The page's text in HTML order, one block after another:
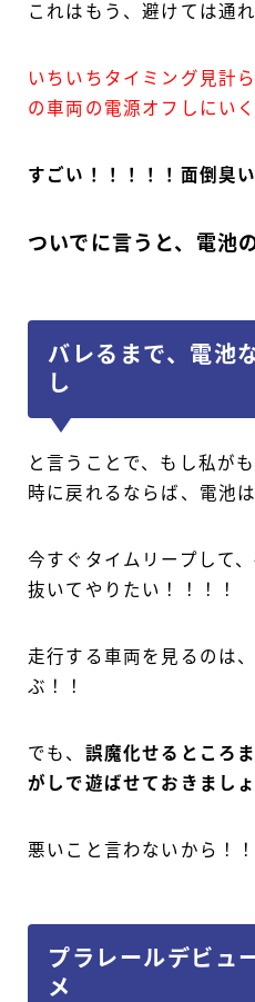
これはもう、避けては通
いちいちタイミング見計
の車両の電源オフしにいく
すごい！！！！！面倒臭
ついでに言うと、電池
バレるまで、電池
し
と言うことで、もし私が
時に戻れるならば、電池
今すぐタイムリープして
抜いてやりたい！！！！
走行する車両を見るのは
ぶ！！
でも、 誤魔化せるところ
がしで遊ばせておきまし
悪いこと言わないから！！
プラレールデビュ
メ